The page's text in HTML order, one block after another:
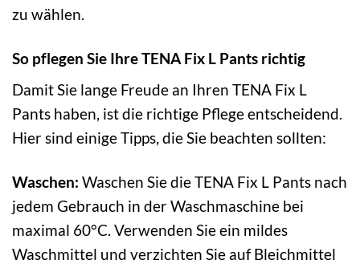
zu wählen.
So pflegen Sie Ihre TENA Fix L Pants richtig
Damit Sie lange Freude an Ihren TENA Fix L
Pants haben, ist die richtige Pflege entscheidend.
Hier sind einige Tipps, die Sie beachten sollten:
Waschen: Waschen Sie die TENA Fix L Pants nach
jedem Gebrauch in der Waschmaschine bei
maximal 60°C. Verwenden Sie ein mildes
Waschmittel und verzichten Sie auf Bleichmittel